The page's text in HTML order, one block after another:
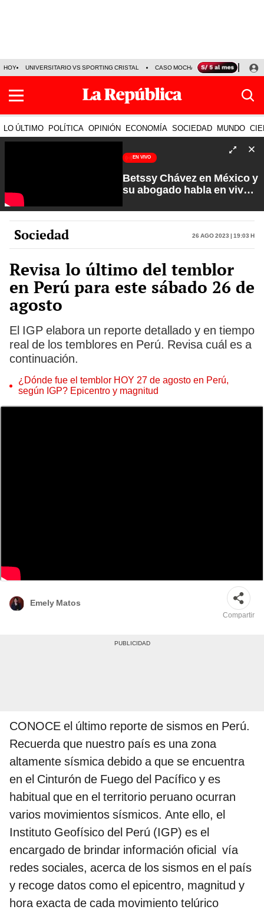
HOY UNIVERSITARIO VS SPORTING CRISTAL CASO MOCHASUELDOS
LO ÚLTIMO POLÍTICA OPINIÓN ECONOMÍA SOCIEDAD MUNDO
EN VIVO
Betssy Chávez en México y
su abogado habla en vivo |
Carlos Cornejo
Sociedad 26 Ago 2023 | 19:03 h
Revisa lo último del temblor
en Perú para este sábado 26 de
agosto
El IGP elabora un reporte detallado y en tiempo
real de los temblores en Perú. Revisa cuál es a
continuación.
¿Dónde fue el temblor HOY 27 de agosto en Perú,
según IGP? Epicentro y magnitud
Foto: composición LR
Emely Matos
Compartir
CONOCE el último reporte de sismos en Perú.
Recuerda que nuestro país es una zona
altamente sísmica debido a que se encuentra
en el Cinturón de Fuego del Pacífico y es
habitual que en el territorio peruano ocurran
varios movimientos sísmicos. Ante ello, el
Instituto Geofísico del Perú (IGP) es el
encargado de brindar información oficial vía
redes sociales, acerca de los sismos en el país
y recoge datos como el epicentro, magnitud y
hora exacta de cada movimiento telúrico